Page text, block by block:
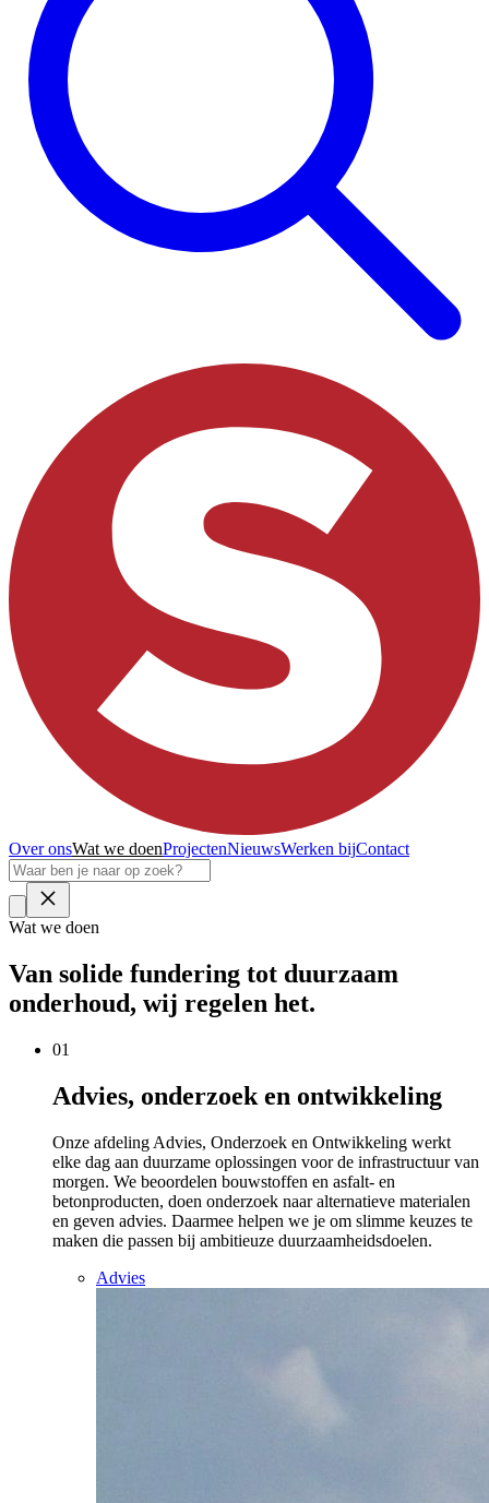
Over onsWat we doenProjectenNieuwsWerken bijContact
Wat we doen
Van solide fundering tot duurzaam
onderhoud, wij regelen het.
01
Advies, onderzoek en ontwikkeling
Onze afdeling Advies, Onderzoek en Ontwikkeling werkt
elke dag aan duurzame oplossingen voor de infrastructuur van
morgen. We beoordelen bouwstoffen en asfalt- en
betonproducten, doen onderzoek naar alternatieve materialen
en geven advies. Daarmee helpen we je om slimme keuzes te
maken die passen bij ambitieuze duurzaamheidsdoelen.
Advies